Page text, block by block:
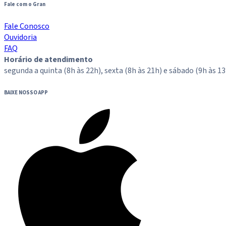
Fale com o Gran
Fale Conosco
Ouvidoria
FAQ
Horário de atendimento
segunda a quinta (8h às 22h), sexta (8h às 21h) e sábado (9h às
BAIXE NOSSO APP